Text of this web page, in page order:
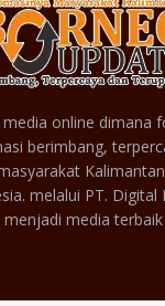
online dimana
berimbang,
melalui PT. Digital
media